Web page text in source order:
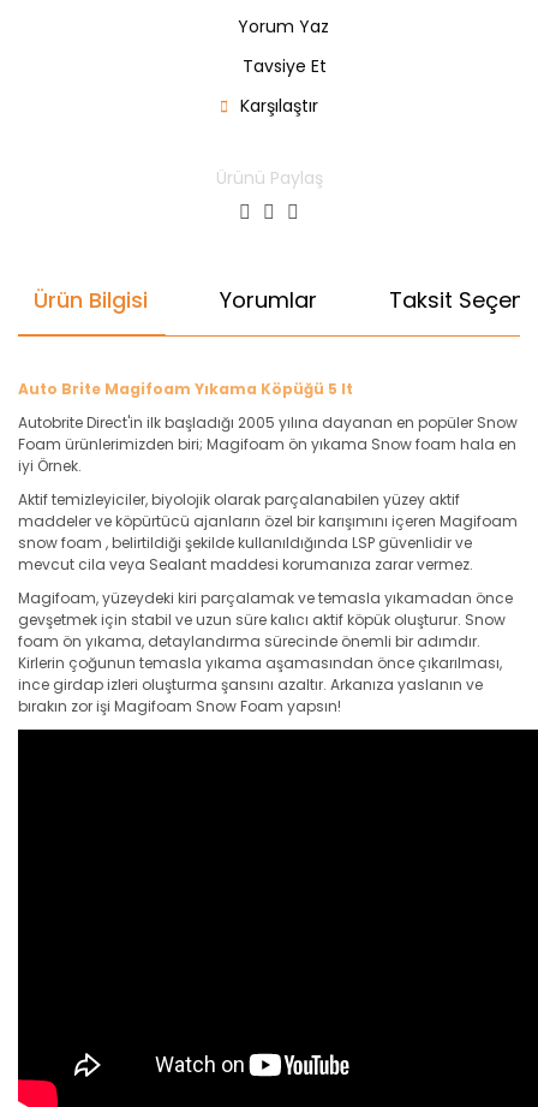
Yorum Yaz
Tavsiye Et
Karşılaştır
Ürünü Paylaş
Ürün Bilgisi Yorumlar Taksit
Auto Brite Magifoam Yıkama Köpüğü 5 lt
Autobrite Direct'in ilk başladığı 2005 yılına dayanan en popüler Snow
Foam ürünlerimizden biri; Magifoam ön yıkama Snow foam hala en
iyi Örnek.
Aktif temizleyiciler, biyolojik olarak parçalanabilen yüzey aktif
maddeler ve köpürtücü ajanların özel bir karışımını içeren Magifoam
snow foam , belirtildiği şekilde kullanıldığında LSP güvenlidir ve
mevcut cila veya Sealant maddesi korumanıza zarar vermez.
Magifoam, yüzeydeki kiri parçalamak ve temasla yıkamadan önce
gevşetmek için stabil ve uzun süre kalıcı aktif köpük oluşturur. Snow
foam ön yıkama, detaylandırma sürecinde önemli bir adımdır.
Kirlerin çoğunun temasla yıkama aşamasından önce çıkarılması,
ince girdap izleri oluşturma şansını azaltır. Arkanıza yaslanın ve
bırakın zor işi Magifoam Snow Foam yapsın!